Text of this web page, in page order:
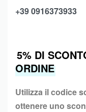
+39 0916373933
5% DI
ORDINE
Utilizza il codice
ottenere uno